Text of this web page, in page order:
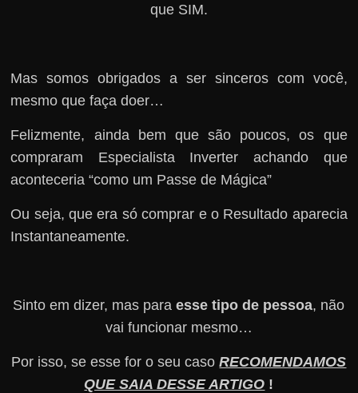
que SIM.
Mas somos obrigados a ser sinceros com você,
mesmo que faça doer…
Felizmente, ainda bem que são poucos, os que
compraram Especialista Inverter achando que
aconteceria “como um Passe de Mágica”
Ou seja, que era só comprar e o Resultado aparecia
Instantaneamente.
Sinto em dizer, mas paraesse tipo de pessoa, não
vai funcionar mesmo…
Por isso, se esse for o seu casoRECOMENDAMOS
QUE SAIA DESSE ARTIGO !